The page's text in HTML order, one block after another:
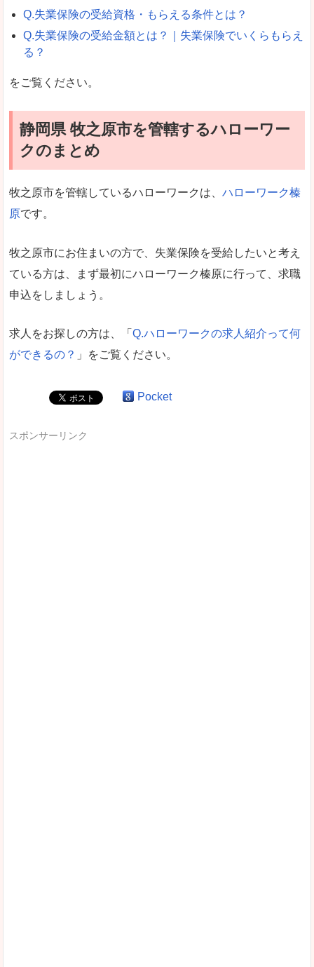
Q.失業保険の受給資格・もらえる条件とは？
Q.失業保険の受給金額とは？｜失業保険でいくらもらえ
る？
をご覧ください。
静岡県 牧之原市を管轄するハローワー
クのまとめ
牧之原市を管轄しているハローワークは、 ハローワーク榛
原です。
牧之原市にお住まいの方で、失業保険を受給したいと考え
ている方は、まず最初にハローワーク榛原に行って、求職
申込をしましょう。
求人をお探しの方は、「 Q.ハローワークの求人紹介って何
ができるの？ 」をご覧ください。
Pocket
スポンサーリンク